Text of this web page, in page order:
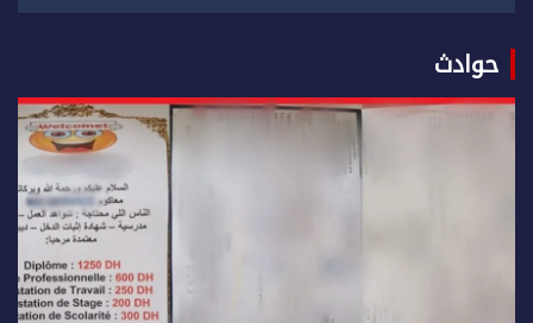
حوادث